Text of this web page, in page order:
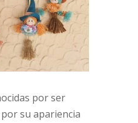
por ser
su apariencia